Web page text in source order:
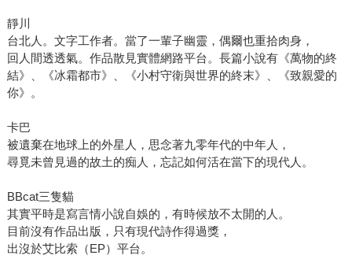
靜川
台北人。文字工作者。當了一輩子幽靈，偶爾也重拾肉身，
回人間透透氣。作品散見實體網路平台。長篇小說有《萬物的終
結》、《冰霜都市》、《小村守衛與世界的終末》、《致親愛的
你》。
卡巴
被遺棄在地球上的外星人，思念著九零年代的中年人，
尋覓未曾見過的故土的痴人，忘記如何活在當下的現代人。
BBcat三隻貓
其實平時是寫言情小說自娛的，有時候放不太開的人。
目前沒有作品出版，只有現代詩作得過獎，
出沒於艾比索（EP）平台。